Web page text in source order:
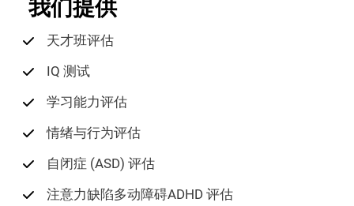
我们提供
天才班评估
IQ 测试
学习能力评估
情绪与行为评估
自闭症 (ASD) 评估
注意力缺陷多动障碍ADHD 评估